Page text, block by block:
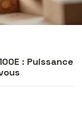
: Puissance